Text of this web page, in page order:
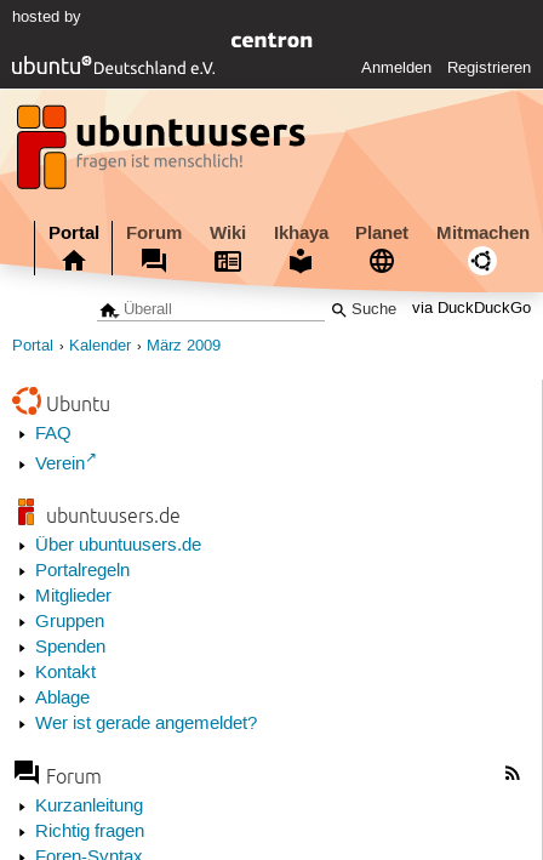
hosted by
Anmelden Registrieren
Portal Forum Wiki Ikhaya Planet Mitmachen
via DuckDuckGo
Portal Kalender März 2009
Ubuntu
FAQ
Verein
ubuntuusers.de
Über ubuntuusers.de
Portalregeln
Mitglieder
Gruppen
Spenden
Kontakt
Ablage
Wer ist gerade angemeldet?
Forum
Kurzanleitung
Richtig fragen